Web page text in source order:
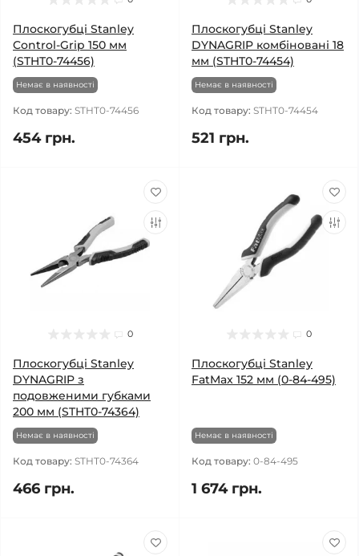
Плоскогубці Stanley
Control-Grip 150 мм
(STHT0-74456)
Немає в наявності
Код товару: STHT0-74456
454 грн.
Плоскогубці Stanley
DYNAGRIP комбіновані 18
мм (STHT0-74454)
Немає в наявності
Код товару: STHT0-74454
521 грн.
0
Плоскогубці Stanley
DYNAGRIP з
подовженими губками
200 мм (STHT0-74364)
Немає в наявності
Код товару: STHT0-74364
466 грн.
0
Плоскогубці Stanley
FatMax 152 мм (0-84-495)
Немає в наявності
Код товару: 0-84-495
1 674 грн.